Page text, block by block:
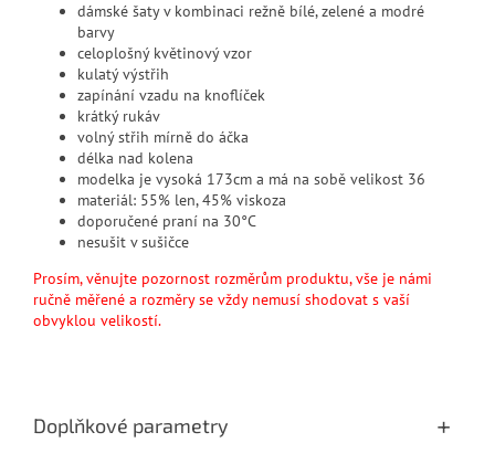
dámské šaty v kombinaci režně bílé, zelené a modré
barvy
celoplošný květinový vzor
kulatý výstřih
zapínání vzadu na knoflíček
krátký rukáv
volný střih mírně do áčka
délka nad kolena
modelka je vysoká 173cm a má na sobě velikost 36
materiál: 55% len, 45% viskoza
doporučené praní na 30°C
nesušit v sušičce
Prosím, věnujte pozornost rozměrům produktu, vše je námi
ručně měřené a rozměry se vždy nemusí shodovat s vaší
obvyklou velikostí.
Doplňkové parametry